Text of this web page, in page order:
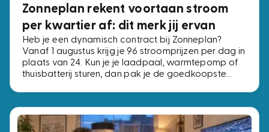
Zonneplan rekent voortaan stroom
per kwartier af: dit merk jij ervan
Heb je een dynamisch contract bij Zonneplan?
Vanaf 1 augustus krijg je 96 stroomprijzen per dag in
plaats van 24. Kun je je laadpaal, warmtepomp of
thuisbatterij sturen, dan pak je de goedkoopste